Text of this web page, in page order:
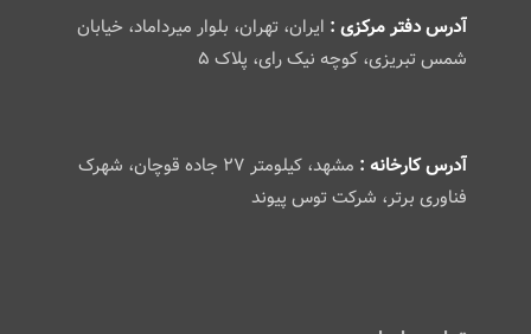
آدرس دفتر مرکزی : ایران، تهران، بلوار میرداماد، خیابان
شمس تبریزی، کوچه نیک رای، پلاک ۵
آدرس کارخانه :
مشهد، کیلومتر ۲۷ جاده قوچان، شهرک
فناوری برتر، شرکت توس پیوند